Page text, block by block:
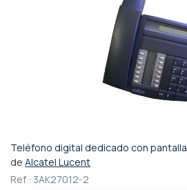
Teléfono digital dedicado con pantalla
de Alcatel Lucent
Ref : 3AK27012-2
Saltar
al
comienzo